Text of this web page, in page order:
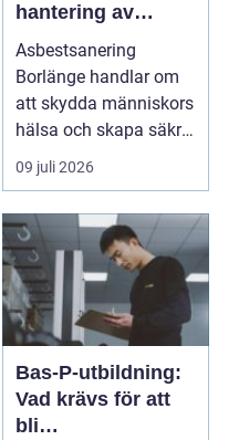
hantering av
farliga fibrer
Asbestsanering
Borlänge handlar om
att skydda människors
hälsa och skapa säkra
m...
09 juli 2026
Bas-P-utbildning:
Vad krävs för att
bli